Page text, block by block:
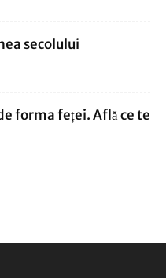
secolului
forma feței. Află ce te